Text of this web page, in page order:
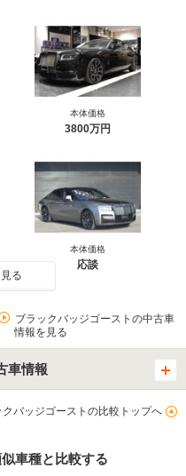
本体価格
3800万円
本体価格
応談
る
ブラックバッジゴーストの中古車
情報を見る
車情報
バッジゴーストの比較トップへ
車種と比較する